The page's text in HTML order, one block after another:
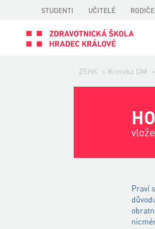
STUDENTI UČITELÉ RODIČE
ZSHK > Kronika DM >
Praví